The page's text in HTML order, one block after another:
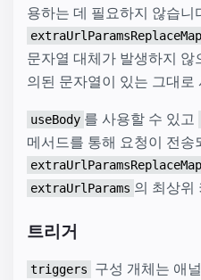
용하는 데 필요하지 않습니
extraUrlParamsReplaceMap
문자열 대체가 발생하지 않
의된 문자열이 있는 그대로
useBody 를 사용할 수 있고
메서드를 통해 요청이 전송
extraUrlParamsReplaceMap
extraUrlParams 의 최상위
트리거
triggers
구성 개체는 애